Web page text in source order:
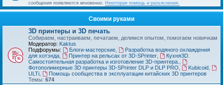
сообщения появляются мгновенно. Некоторая помощь и разъяснения.
Своими руками
3D принтеры и 3D печать
Собираем, настраиваем, печатаем, делимся опытом, помогаем новичкам
Модератор: Kaktus
Подфорумы:
Блоги-мастерские,
Разработка водяного охлаждения
для хотэнда
Принтер на рельсах от 3D-SPrinter,
Кухня3D.
Самостоятельная разработка и изготовление 3D-принтера.
Фотополимерные 3D принтеры 3D-SPrinter DLP и DLP PRO
Kubicoid,
ULTi
Помощь сообщества в эксплуатации китайских 3D принтеров
Темы: 674